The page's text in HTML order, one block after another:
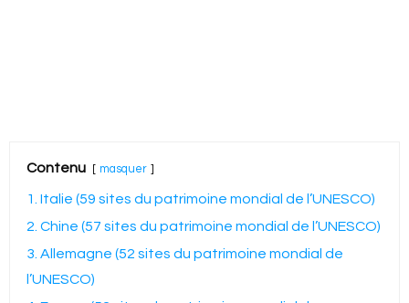
Contenu masquer
1. Italie (59 sites du patrimoine mondial de l’UNESCO)
2. Chine (57 sites du patrimoine mondial de l’UNESCO)
3. Allemagne (52 sites du patrimoine mondial de
l’UNESCO)